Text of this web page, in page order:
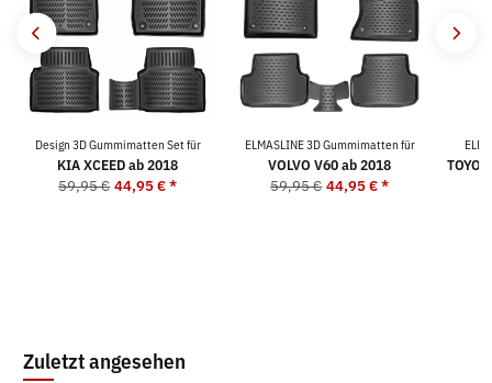
Design 3D Gummimatten Set für
KIA XCEED ab 2018
59,95 € 44,95 €*
ELMASLINE 3D Gummimatten für
VOLVO V60 ab 2018
59,95 € 44,95 €*
Zuletzt angesehen